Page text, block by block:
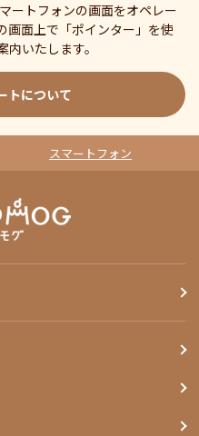
ートフォンの画面をオペレー
画面上で「ポインター」を使
いたします。
トについて
スマートフォン